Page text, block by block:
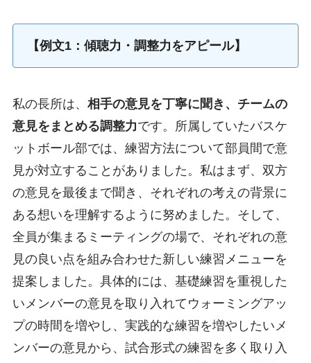
【例文1：傾聴力・調整力をアピール】
私の長所は、 相手の意見を丁寧に聞き、チームの
意見をまとめる調整力です。所属していたバスケ
ットボール部では、練習方法について部員間で意
見が対立することがありました。私はまず、双方
の意見を最後まで聞き、それぞれの考えの背景に
ある想いを理解するように努めました。そして、
全員が集まるミーティングの場で、それぞれの意
見の良い点を組み合わせた新しい練習メニューを
提案しました。具体的には、基礎練習を重視した
いメンバーの意見を取り入れてウォーミングアッ
プの時間を増やし、実践的な練習を増やしたいメ
ンバーの意見から、試合形式の練習を多く取り入